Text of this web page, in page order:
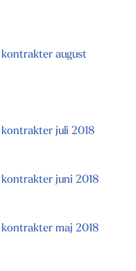
august
juli 2018
juni 2018
maj 2018